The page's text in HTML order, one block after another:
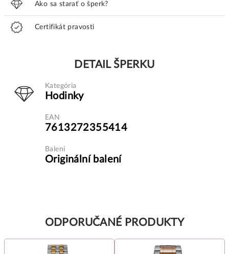
Ako sa starať o šperk?
Certifikát pravosti
DETAIL ŠPERKU
Kategória
Hodinky
EAN
7613272355414
Balení
Originální balení
ODPORUČANÉ PRODUKTY